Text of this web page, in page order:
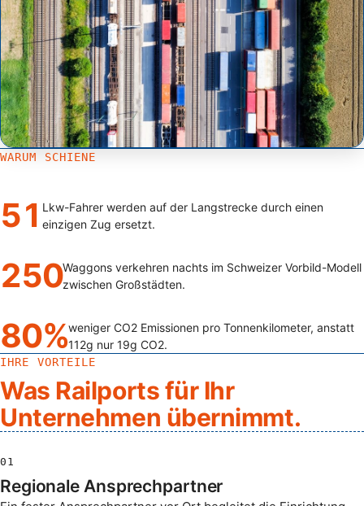
WARUM SCHIENE
51 Lkw-Fahrer werden auf der Langstrecke durch einen
einzigen Zug ersetzt.
250Waggons verkehren nachts im Schweizer Vorbild-Modell
zwischen Großstädten.
80%weniger CO2 Emissionen pro Tonnenkilometer, anstatt
112g nur 19g CO2.
IHRE VORTEILE
Was Railports für Ihr
Unternehmen übernimmt.
01
Regionale Ansprechpartner